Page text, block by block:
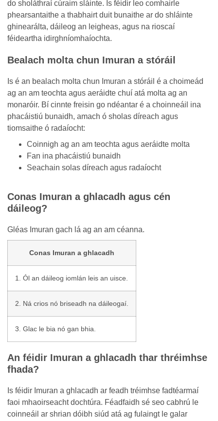
do sholáthraí cúraim sláinte. Is féidir leo comhairle
phearsantaithe a thabhairt duit bunaithe ar do shláinte
ghinearálta, dáileog an leigheas, agus na rioscaí
féideartha idirghníomhaíochta.
Bealach molta chun Imuran a stóráil
Is é an bealach molta chun Imuran a stóráil é a choimeád
ag an am teochta agus aeráidte chuí atá molta ag an
monaróir. Bí cinnte freisin go ndéantar é a choinneáil ina
phacáistiú bunaidh, amach ó sholas díreach agus
tiomsaithe ó radaíocht:
Coinnigh ag an am teochta agus aeráidte molta
Fan ina phacáistiú bunaidh
Seachain solas díreach agus radaíocht
Conas Imuran a ghlacadh agus cén
dáileog?
Gléas Imuran gach lá ag an am céanna.
Conas Imuran a ghlacadh
1. Ól an dáileog iomlán leis an uisce.
2. Ná crios nó briseadh na dáileogaí.
3. Glac le bia nó gan bhia.
An féidir Imuran a ghlacadh thar thréimhse
fhada?
Is féidir Imuran a ghlacadh ar feadh tréimhse fadtéarmaí
faoi mhaoirseacht dochtúra. Féadfaidh sé seo cabhrú le
coinneáil ar shrian dóibh siúd atá ag fulaingt le galar